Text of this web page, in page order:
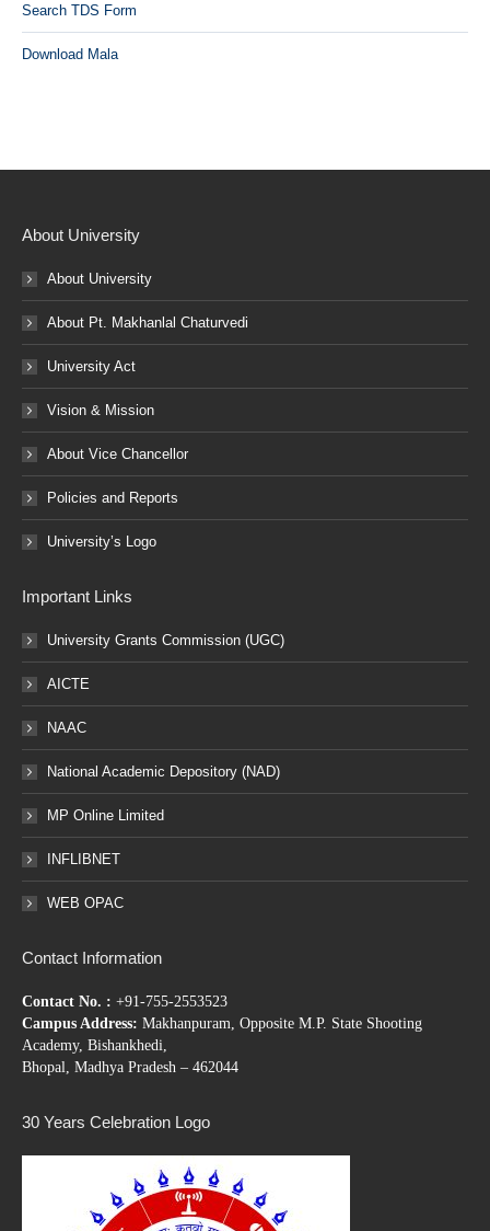
Search TDS Form
Download Mala
About University
About University
About Pt. Makhanlal Chaturvedi
University Act
Vision & Mission
About Vice Chancellor
Policies and Reports
University’s Logo
Important Links
University Grants Commission (UGC)
AICTE
NAAC
National Academic Depository (NAD)
MP Online Limited
INFLIBNET
WEB OPAC
Contact Information
Contact No. : +91-755-2553523
Campus Address: Makhanpuram, Opposite M.P. State Shooting
Academy, Bishankhedi,
Bhopal, Madhya Pradesh – 462044
30 Years Celebration Logo